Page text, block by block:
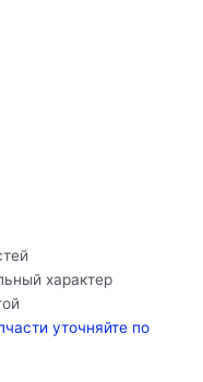
характер
уточняйте по